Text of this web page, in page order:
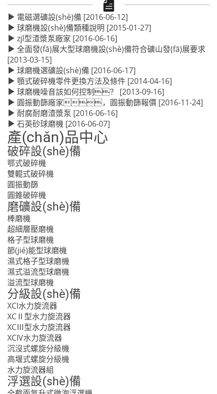
電磁選礦設(shè)備 [2016-06-12]
球磨機設(shè)備類種說明 [2015-01-27]
zjl型渣漿泵廠家 [2016-06-16]
全面發(fā)展大型球磨機設(shè)備符合礦山發(fā)展要求
[2013-03-15]
球磨機選礦設(shè)備 [2016-06-17]
顎式破碎機零件更換方法及條件 [2014-04-16]
球磨機噪音該如何控制？ [2013-09-16]
圓振動篩廠家，圓振動篩報價 [2016-11-24]
耐腐耐磨渣漿泵 [2016-06-16]
石英砂球磨機 [2016-06-07]
產(chǎn)品中心
破碎設(shè)備
鄂式破碎機
雙輥式破碎機
圓振動篩
圓錐破碎機
磨礦設(shè)備
棒磨機
超細層壓磨機
格子型球磨機
節(jié)能型球磨機
濕式格子型球磨機
濕式溢流型球磨機
溢流型球磨機
分級設(shè)備
XCI水力旋流器
XCⅡ型水力旋流器
XCⅢ型水力旋流器
XCIV水力旋流器
沉沒式螺旋分級機
高堰式螺旋分級機
水力旋流器組
浮選設(shè)備